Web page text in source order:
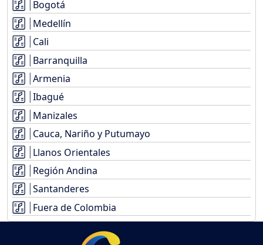
Bogotá
Medellín
Cali
Barranquilla
Armenia
Ibagué
Manizales
Cauca, Nariño y Putumayo
Llanos Orientales
Región Andina
Santanderes
Fuera de Colombia